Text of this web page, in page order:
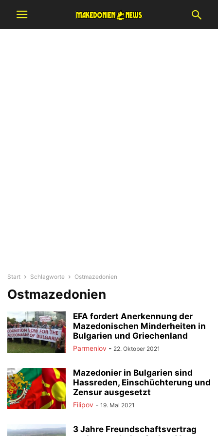
Start Schlagworte Ostmazedonien
Ostmazedonien
EFA fordert Anerkennung der
Mazedonischen Minderheiten in
Bulgarien und Griechenland
Parmeniov - 22. Oktober 2021
Mazedonier in Bulgarien sind
Hassreden, Einschüchterung und
Zensur ausgesetzt
Filipov - 19. Mai 2021
3 Jahre Freundschaftsvertrag